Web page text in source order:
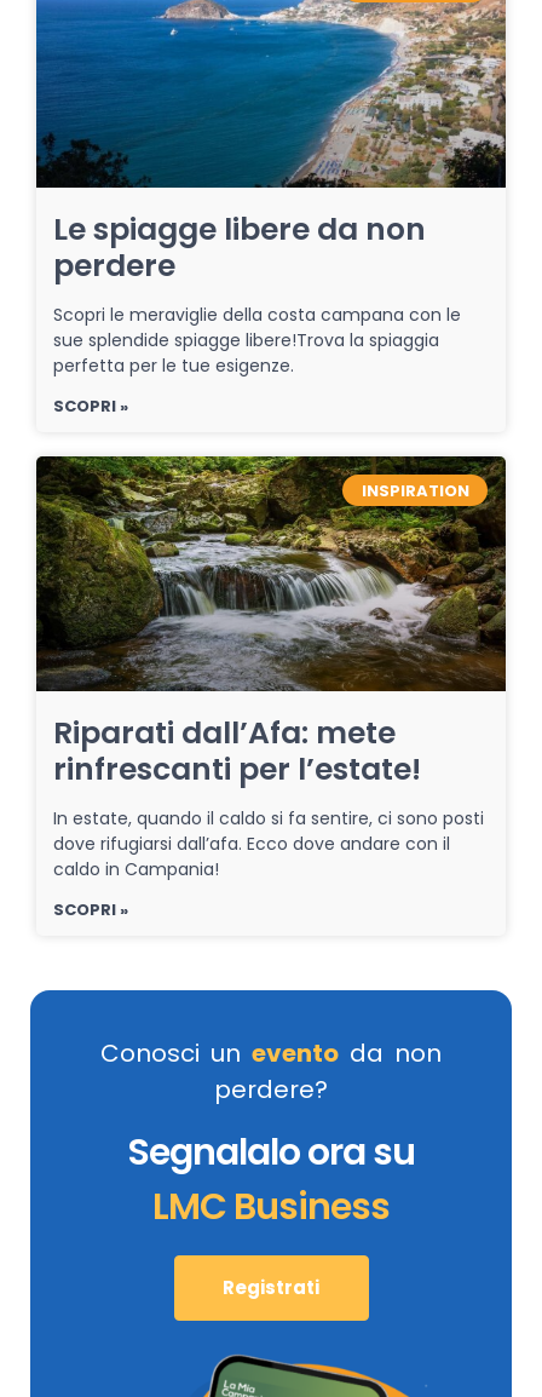
Le spiagge libere da non
perdere
Scopri le meraviglie della costa campana con le
sue splendide spiagge libere!Trova la spiaggia
perfetta per le tue esigenze.
SCOPRI »
INSPIRATION
Riparati dall’Afa: mete
rinfrescanti per l’estate!
In estate, quando il caldo si fa sentire, ci sono posti
dove rifugiarsi dall’afa. Ecco dove andare con il
caldo in Campania!
SCOPRI »
Conosci un evento da non
perdere?
Segnalalo ora su
LMC Business
Registrati